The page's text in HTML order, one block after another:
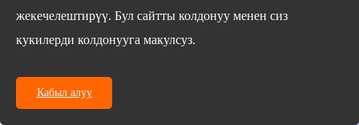
жекечелештирүү. Бул сайтты колдонуу менен сиз
кукилерди колдонууга макулсуз.
Кабыл алуу